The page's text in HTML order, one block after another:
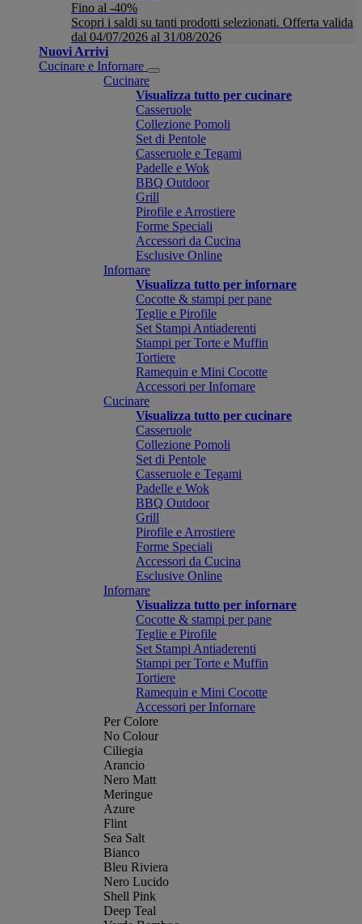
Fino al -40%
Scopri i saldi su tanti prodotti selezionati. Offerta valida
dal 04/07/2026 al 31/08/2026
Nuovi Arrivi
Cucinare e Infornare
Cucinare
Visualizza tutto per cucinare
Casseruole
Collezione Pomoli
Set di Pentole
Casseruole e Tegami
Padelle e Wok
BBQ Outdoor
Grill
Pirofile e Arrostiere
Forme Speciali
Accessori da Cucina
Esclusive Online
Infornare
Visualizza tutto per infornare
Cocotte & stampi per pane
Teglie e Pirofile
Set Stampi Antiaderenti
Stampi per Torte e Muffin
Tortiere
Ramequin e Mini Cocotte
Accessori per Infornare
Cucinare
Visualizza tutto per cucinare
Casseruole
Collezione Pomoli
Set di Pentole
Casseruole e Tegami
Padelle e Wok
BBQ Outdoor
Grill
Pirofile e Arrostiere
Forme Speciali
Accessori da Cucina
Esclusive Online
Infornare
Visualizza tutto per infornare
Cocotte & stampi per pane
Teglie e Pirofile
Set Stampi Antiaderenti
Stampi per Torte e Muffin
Tortiere
Ramequin e Mini Cocotte
Accessori per Infornare
Per Colore
No Colour
Ciliegia
Arancio
Nero Matt
Meringue
Azure
Flint
Sea Salt
Bianco
Bleu Riviera
Nero Lucido
Shell Pink
Deep Teal